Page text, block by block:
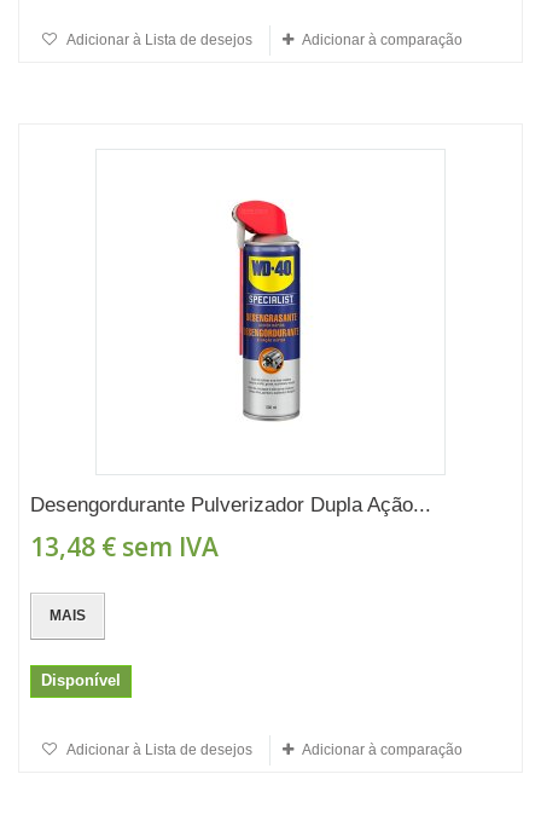
Adicionar à Lista de desejos Adicionar à comparação
Desengordurante Pulverizador Dupla Ação...
13,48 € sem IVA
MAIS
Disponível
Adicionar à Lista de desejos Adicionar à comparação